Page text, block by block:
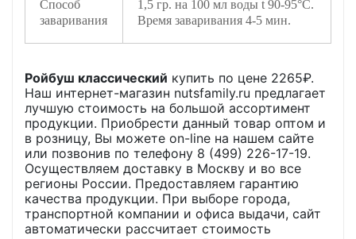
Способ
заваривания
1,5 гр. на 100 мл воды t 90-95°C.
Время заваривания 4-5 мин.
Ройбуш классический купить по цене 2265₽.
Наш интернет-магазин nutsfamily.ru предлагает
лучшую стоимость на большой ассортимент
продукции. Приобрести данный товар оптом и
в розницу, Вы можете on-line на нашем сайте
или позвонив по телефону 8 (499) 226-17-19.
Осуществляем доставку в Москву и во все
регионы России. Предоставляем гарантию
качества продукции. При выборе города,
транспортной компании и офиса выдачи, сайт
автоматически рассчитает стоимость